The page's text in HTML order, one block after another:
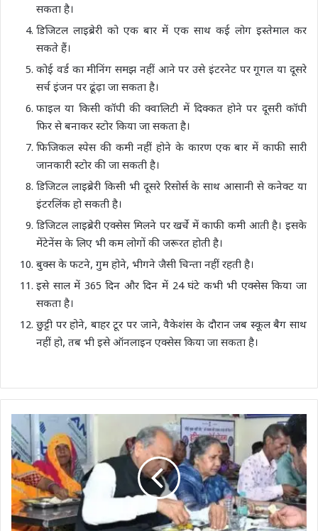
सकता है।
डिजिटल लाइब्रेरी को एक बार में एक साथ कई लोग इस्तेमाल कर
सकते हैं।
कोई वर्ड का मीनिंग समझ नहीं आने पर उसे इंटरनेट पर गूगल या दूसरे
सर्च इंजन पर ढूंढ़ा जा सकता है।
फाइल या किसी कॉपी की क्वालिटी में दिक्कत होने पर दूसरी कॉपी
फिर से बनाकर स्टोर किया जा सकता है।
फिजिकल स्पेस की कमी नहीं होने के कारण एक बार में काफी सारी
जानकारी स्टोर की जा सकती है।
डिजिटल लाइब्रेरी किसी भी दूसरे रिसोर्स के साथ आसानी से कनेक्ट या
इंटरलिंक हो सकती है।
डिजिटल लाइब्रेरी एक्सेस मिलने पर खर्चे में काफी कमी आती है। इसके
मेंटेनेंस के लिए भी कम लोगों की जरूरत होती है।
बुक्स के फटने, गुम होने, भीगने जैसी चिन्ता नहीं रहती है।
इसे साल में 365 दिन और दिन में 24 घंटे कभी भी एक्सेस किया जा
सकता है।
छुट्टी पर होने, बाहर टूर पर जाने, वैकेशंस के दौरान जब स्कूल बैग साथ
नहीं हो, तब भी इसे ऑनलाइन एक्सेस किया जा सकता है।